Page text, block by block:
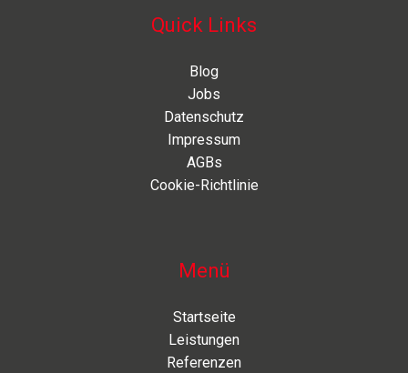
Quick Links
Blog
Jobs
Datenschutz
Impressum
AGBs
Cookie-Richtlinie
Menü
Startseite
Leistungen
Referenzen